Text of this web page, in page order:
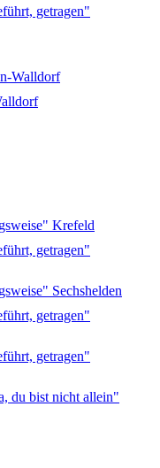
getragen"
Walldorf
Krefeld
getragen"
Sechshelden
getragen"
getragen"
du bist nicht allein"